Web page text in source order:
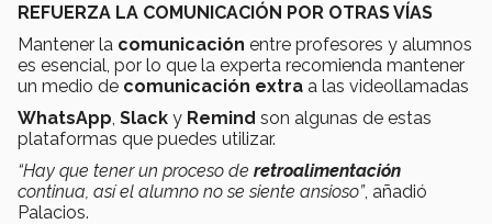
REFUERZA LA COMUNICACIÓN POR OTRAS VÍAS
Mantener la comunicación entre profesores y alumnos
es esencial, por lo que la experta recomienda mantener
un medio de comunicación extra a las videollamadas
WhatsApp Slack y Remind son algunas de estas
plataformas que puedes utilizar.
“Hay que tener un proceso de retroalimentación
continua, así el alumno no se siente ansioso”, añadió
Palacios.